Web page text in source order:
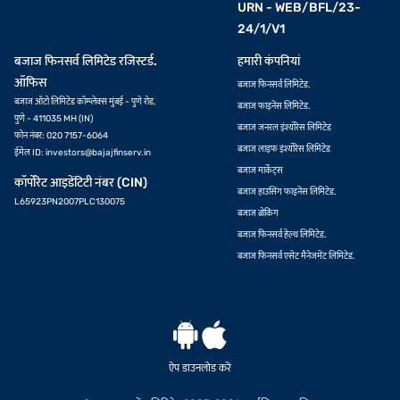
URN - WEB/BFL/23-
24/1/V1
बजाज फिनसर्व लिमिटेड रजिस्टर्ड.
ऑफिस
बजाज ऑटो लिमिटेड कॉम्प्लेक्स मुंबई - पुणे रोड,
पुणे - 411035 MH (IN)
फोन नंबर: 020 7157-6064
ईमेल ID: investors@bajajfinserv.in
कॉर्पोरेट आइडेंटिटी नंबर (CIN)
L65923PN2007PLC130075
हमारी कंपनियां
बजाज फिनसर्व लिमिटेड.
बजाज फाइनेंस लिमिटेड.
बजाज जनरल इंश्योरेंस लिमिटेड
बजाज लाइफ इंश्योरेंस लिमिटेड
बजाज मार्केट्स
बजाज हाउसिंग फाइनेंस लिमिटेड.
बजाज ब्रोकिंग
बजाज फिनसर्व हेल्थ लिमिटेड.
बजाज फिनसर्व एसेट मैनेजमेंट लिमिटेड.
ऐप डाउनलोड करें